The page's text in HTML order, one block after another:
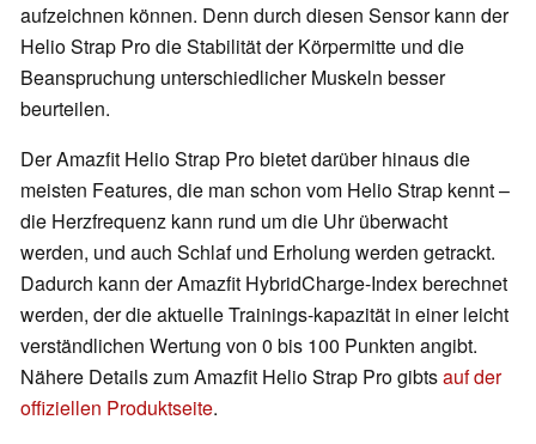
aufzeichnen können. Denn durch diesen Sensor kann der
Helio Strap Pro die Stabilität der Körpermitte und die
Beanspruchung unterschiedlicher Muskeln besser
beurteilen.
Der Amazfit Helio Strap Pro bietet darüber hinaus die
meisten Features, die man schon vom Helio Strap kennt –
die Herzfrequenz kann rund um die Uhr überwacht
werden, und auch Schlaf und Erholung werden getrackt.
Dadurch kann der Amazfit HybridCharge-Index berechnet
werden, der die aktuelle Trainings-kapazität in einer leicht
verständlichen Wertung von 0 bis 100 Punkten angibt.
Nähere Details zum Amazfit Helio Strap Pro gibtsauf der
offiziellen Produktseite.